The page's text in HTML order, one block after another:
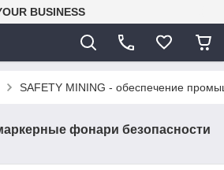
BUSINESS
SAFETY MINING - обеспечение
фонари безопасности